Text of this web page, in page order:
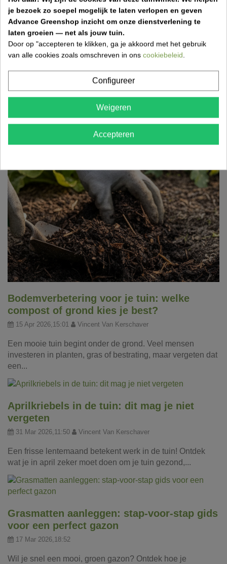
Laatste blogberichten
Tuinwerken in mei: wat doen in de tuin
voor een bloeiende zomer?
Mei is dé maand om je tuin klaar te maken voor de zomer.
Snoeien, planten, bemesten en gazon verzorgen zorgen
Bodemverbetering voor je tuin: welke
compost of grond kies je best?
15 Apr 2026,15:01 Vincent Van Kerschaver
Een mooie tuin begint onder de grond. Veel mensen
investeren in planten, gras of bestrating, maar vergeten dat
een...
Aprilkriebels in de tuin: dit mag je niet
vergeten
31 Mar 2026,11:50 Vincent Van Kerschaver
Een frisse lentemaand betekent werk in de tuin! Ontdek
wat je in april zeker moet doen om je tuin gezond,...
Grasmatten aanleggen: stap-voor-stap gids
voor een perfect gazon
17 Mar 2026,18:52
Wil je snel een mooi, groen gazon? Ontdek hoe je
je bezoek zo soepel mogelijk te laten verlopen en geven
Advance Greenshop inzicht om onze dienstverlening te
laten groeien — net als jouw tuin.
Door op "accepteren te klikken, ga je akkoord met het gebruik
van alle cookies zoals omschreven in ons cookiebeleid
Configureer
Weigeren
Accepteren